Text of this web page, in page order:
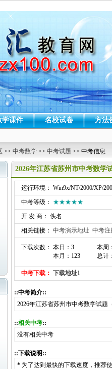
学课件 名校试卷 方法
>> 中考数学 >> 中考试题 >> 中考信息
2026年江苏省苏州市中考数学
运行环境： Win9x/NT/2000/XP/
中考等级： ★★★★★
开 发 商： 佚名
相关链接： 中考演示地址 中考注
下载次数： 本日：3
本月：123
本周
总计
中考下载： 下载地址1
::中考简介::
2026年江苏省苏州市中考数学试题
::相关中考::
没有相关中考
::下载说明::
* 为了达到最快的下载速度，推荐